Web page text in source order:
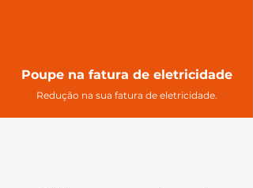
Poupe na fatura de eletricidade
Redução na sua fatura de eletricidade.